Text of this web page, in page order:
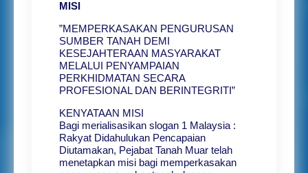
MISI
”MEMPERKASAKAN PENGURUSAN
SUMBER TANAH DEMI
KESEJAHTERAAN MASYARAKAT
MELALUI PENYAMPAIAN
PERKHIDMATAN SECARA
PROFESIONAL DAN BERINTEGRITI”
KENYATAAN MISI
Bagi merialisasikan slogan 1 Malaysia :
Rakyat Didahulukan Pencapaian
Diutamakan, Pejabat Tanah Muar telah
menetapkan misi bagi memperkasakan